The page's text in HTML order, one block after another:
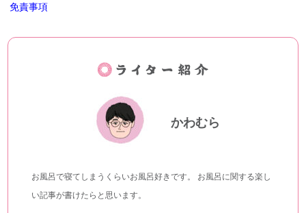
免責事項
かわむら
お風呂で寝てしまうくらいお風呂好きです。 お風呂に関する楽し
い記事が書けたらと思います。